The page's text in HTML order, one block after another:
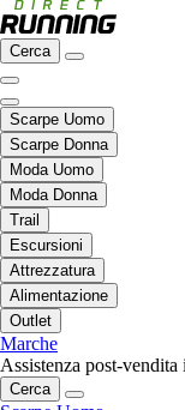
Cerca
Scarpe Uomo
Scarpe Donna
Moda Uomo
Moda Donna
Trail
Escursioni
Attrezzatura
Alimentazione
Outlet
Marche
Assistenza post-vendita
Cerca